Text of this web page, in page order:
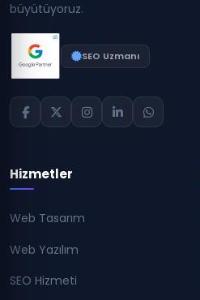
büyütüyoruz.
SEO Uzmanı
Hizmetler
Web Tasarım
Web Yazılım
SEO Hizmeti